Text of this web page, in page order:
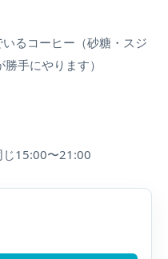
るコーヒー（砂糖・スジ
手にやります）
じ15:00〜21:00